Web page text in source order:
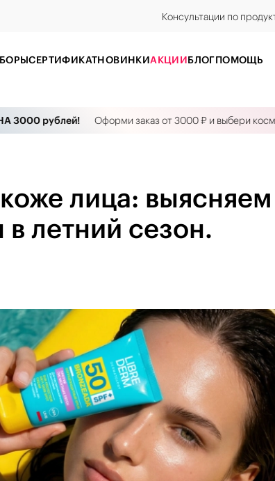
Консультации по
CЕРТИФИКАТНОВИНКИАКЦИИБЛОГПОМОЩЬ
рублей! Оформи заказ от 3000 ₽ и выбери
лица:
летний сезон.